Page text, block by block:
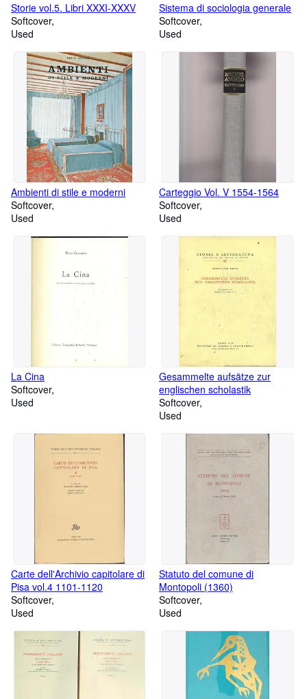
Storie vol.5. Libri XXXI-XXXV
Softcover
Used
Sistema di sociologia generale
Softcover
Used
Ambienti di stile e moderni
Softcover
Used
Carteggio Vol. V 1554-1564
Softcover
Used
La Cina
Softcover
Used
Gesammelte aufsätze zur
englischen scholastik
Softcover
Used
Carte dell'Archivio capitolare di
Pisa vol.4 1101-1120
Softcover
Used
Statuto del comune di
Montopoli (1360)
Softcover
Used